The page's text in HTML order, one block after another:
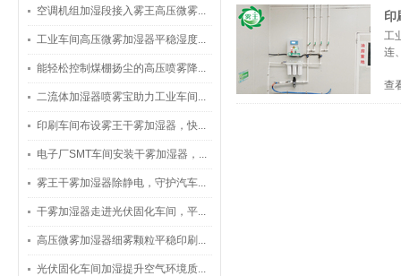
空调机组加湿段接入雾王高压微雾...
工业车间高压微雾加湿器平稳湿度...
能轻松控制煤棚扬尘的高压喷雾降...
二流体加湿器喷雾宝助力工业车间...
印刷车间布设雾王干雾加湿器，快...
电子厂SMT车间安装干雾加湿器，...
雾王干雾加湿器除静电，守护汽车...
干雾加湿器走进光伏固化车间，平...
高压微雾加湿器细雾颗粒平稳印刷...
光伏固化车间加湿提升空气环境质...
印
工
连
查